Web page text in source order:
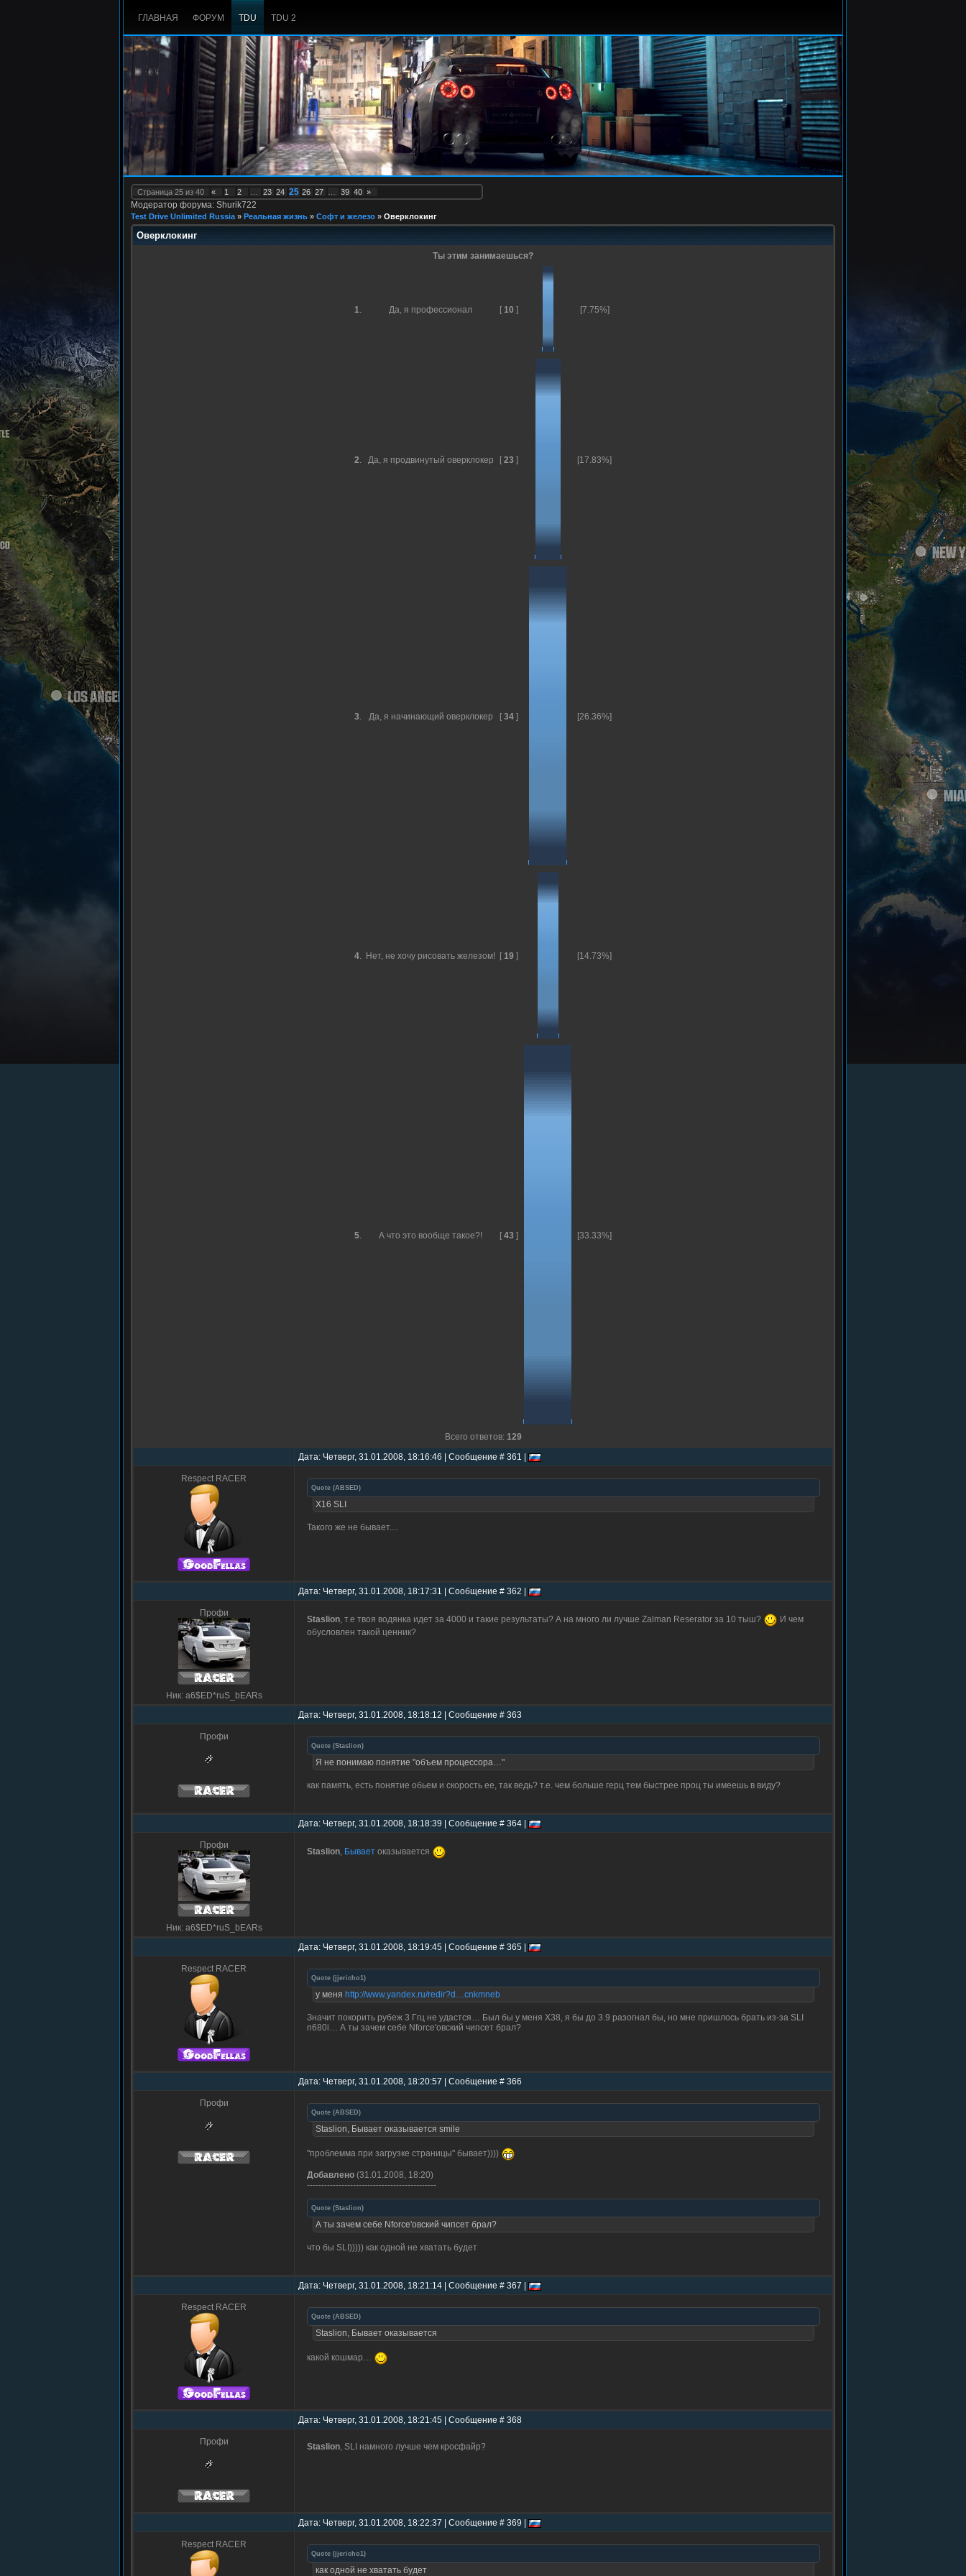
ГЛАВНАЯ ФОРУМ TDU TDU 2
Страница 25 из 40 « 1 2 23 24 25 26 27 39 40 »
Модератор форума: Shurik722
Test Drive Unlimited Russia » Реальная жизнь » Софт и железо » Оверклокинг
Оверклокинг
Ты этим занимаешься?
1. Да, я профессионал [ 10 ] [7.75%]
2. Да, я продвинутый оверклокер [ 23 ] [17.83%]
3. Да, я начинающий оверклокер [ 34 ] [26.36%]
4. Нет, не хочу рисовать железом! [ 19 ] [14.73%]
5. А что это вообще такое?! [ 43 ] [33.33%]
Всего ответов: 129
Дата: Четверг, 31.01.2008, 18:16:46 | Сообщение # 361 |
Respect RACER
Quote (ABSED)
X16 SLI
Такого же не бывает....
Дата: Четверг, 31.01.2008, 18:17:31 | Сообщение # 362 |
Профи
Ник: a6$ED*ruS_bEARs
Staslion, т.е твоя водянка идет за 4000 и такие результаты? А на много ли лучше Zalman Reserator за 10 тыш?
И чем
обусловлен такой ценник?
Дата: Четверг, 31.01.2008, 18:18:12 | Сообщение # 363
Профи
Quote (Staslion)
Я не понимаю понятие "объем процессора…"
как память, есть понятие обьем и скорость ее, так ведь? т.е. чем больше герц тем быстрее проц ты имеешь в виду?
Дата: Четверг, 31.01.2008, 18:18:39 | Сообщение # 364 |
Профи
Ник: a6$ED*ruS_bEARs
Staslion, Бывает оказывается
Дата: Четверг, 31.01.2008, 18:19:45 | Сообщение # 365 |
Respect RACER
Quote (jjericho1)
у меня http://www.yandex.ru/redir?d....cnkmneb
Значит покорить рубеж 3 Ггц не удастся… Был бы у меня X38, я бы до 3.9 разогнал бы, но мне пришлось брать из-за SLI
n680i… А ты зачем себе Nforce'овский чипсет брал?
Дата: Четверг, 31.01.2008, 18:20:57 | Сообщение # 366
Профи
Quote (ABSED)
Staslion, Бывает оказывается smile
"проблемма при загрузке страницы" бывает))))
Добавлено (31.01.2008, 18:20)
---------------------------------------------
Quote (Staslion)
А ты зачем себе Nforce'овский чипсет брал?
что бы SLI))))) как одной не хватать будет
Дата: Четверг, 31.01.2008, 18:21:14 | Сообщение # 367 |
Respect RACER
Quote (ABSED)
Staslion, Бывает оказывается
какой кошмар…
Дата: Четверг, 31.01.2008, 18:21:45 | Сообщение # 368
Профи Staslion, SLI намного лучше чем кросфайр?
Дата: Четверг, 31.01.2008, 18:22:37 | Сообщение # 369 |
Respect RACER
Quote (jjericho1)
как одной не хватать будет